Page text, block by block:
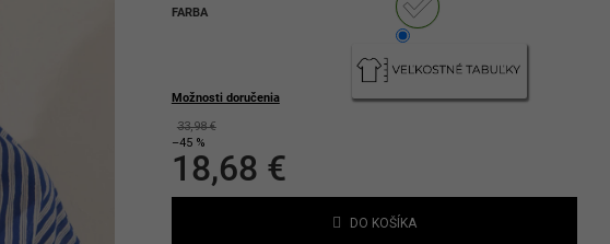
FARBA
Možnosti doručenia
33,98 €
–45 %
18,68 €
DO KOŠÍKA
Vložením e-mailu súhlasíte s podmienkami ochrany